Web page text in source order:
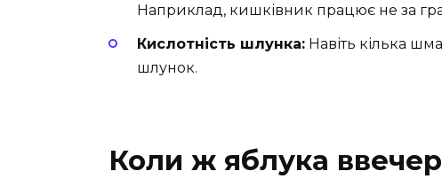
Наприклад, кишківник працює не за
Кислотність шлунка: Навіть кілька
шлунок.
Коли ж яблука